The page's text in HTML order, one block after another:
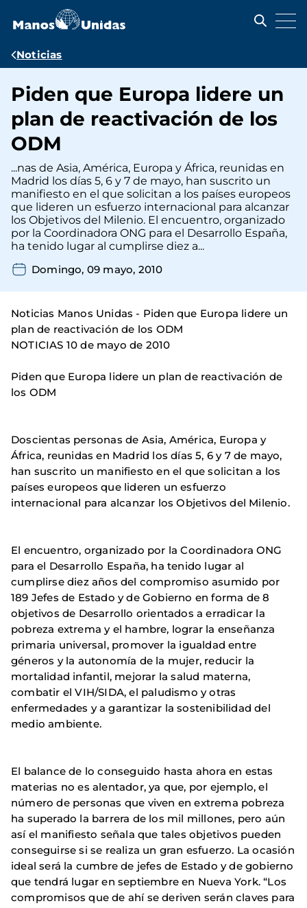
contenido
Ruta
navegación
Noticias
Piden que Europa lidere un
plan de reactivación de los
ODM
...nas de Asia, América, Europa y África, reunidas en
Madrid los días 5, 6 y 7 de mayo, han suscrito un
manifiesto en el que solicitan a los países europeos
que lideren un esfuerzo internacional para alcanzar
los Objetivos del Milenio. El encuentro, organizado
por la Coordinadora ONG para el Desarrollo España,
ha tenido lugar al cumplirse diez a...
Domingo, 09 mayo, 2010
Noticias Manos Unidas - Piden que Europa lidere un
plan de reactivación de los ODM
NOTICIAS 10 de mayo de 2010
Piden que Europa lidere un plan de reactivación de
los ODM
Doscientas personas de Asia, América, Europa y
África, reunidas en Madrid los días 5, 6 y 7 de mayo,
han suscrito un manifiesto en el que solicitan a los
países europeos que lideren un esfuerzo
internacional para alcanzar los Objetivos del Milenio.
El encuentro, organizado por la Coordinadora ONG
para el Desarrollo España, ha tenido lugar al
cumplirse diez años del compromiso asumido por
189 Jefes de Estado y de Gobierno en forma de 8
objetivos de Desarrollo orientados a erradicar la
pobreza extrema y el hambre, lograr la enseñanza
primaria universal, promover la igualdad entre
géneros y la autonomía de la mujer, reducir la
mortalidad infantil, mejorar la salud materna,
combatir el VIH/SIDA, el paludismo y otras
enfermedades y a garantizar la sostenibilidad del
medio ambiente.
El balance de lo conseguido hasta ahora en estas
materias no es alentador, ya que, por ejemplo, el
número de personas que viven en extrema pobreza
ha superado la barrera de los mil millones, pero aún
así el manifiesto señala que tales objetivos pueden
conseguirse si se realiza un gran esfuerzo. La ocasión
ideal será la cumbre de jefes de Estado y de gobierno
que tendrá lugar en septiembre en Nueva York. “Los
compromisos que de ahí se deriven serán claves para